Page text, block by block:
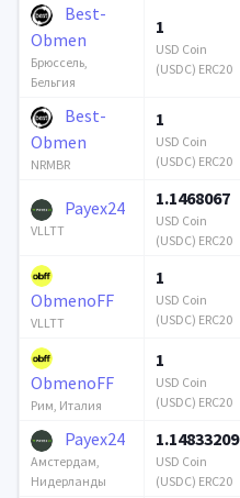
Best-
Obmen
Брюссель,
Бельгия
1
USD Coin
(USDC) ERC20
Best-
Obmen
NRMBR
1
USD Coin
(USDC) ERC20
Payex24
VLLTT
1.1468067
USD Coin
(USDC) ERC20
ObmenoFF
VLLTT
1
USD Coin
(USDC) ERC20
ObmenoFF
Рим, Италия
1
USD Coin
(USDC) ERC20
Payex24
Амстердам,
Нидерланды
1.14833209
USD Coin
(USDC) ERC20